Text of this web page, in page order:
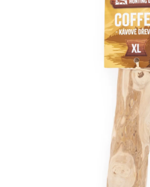
VĚRNOSTNÍ PROGRAM